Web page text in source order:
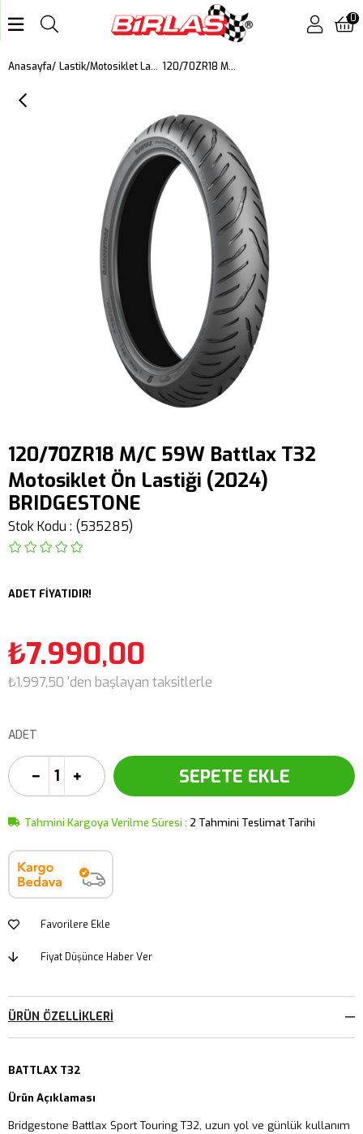
0
Anasayfa Lastik Motosiklet Lastiği 120/70ZR18 M/C 59W Battlax T32 Motosiklet Ön Lastiği (2024)
120/70ZR18 M/C 59W Battlax T32
Motosiklet Ön Lastiği (2024)
BRIDGESTONE
Stok Kodu (535285)
ADET FİYATIDIR!
₺7.990,00
₺1.997,50 'den başlayan taksitlerle
ADET
Tahmini Kargoya Verilme Süresi : 2 Tahmini Teslimat Tarihi
Favorilere Ekle
Fiyat Düşünce Haber Ver
ÜRÜN ÖZELLIKLERI
BATTLAX T32
Ürün Açıklaması
Bridgestone Battlax Sport Touring T32, uzun yol ve günlük kullanım